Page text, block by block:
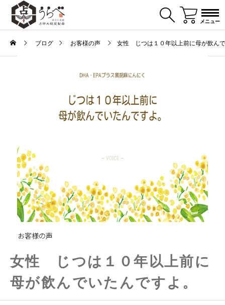
メニュー
ブログ お客様の声 女性 じつは１０年以上前に母が飲ん
お客様の声
女性 じつは１０年以上前に
母が飲んでいたんですよ。